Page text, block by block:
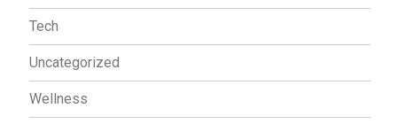
Tech
Uncategorized
Wellness